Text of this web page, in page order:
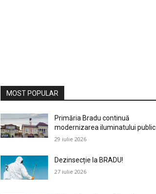
MOST POPULAR
Primăria Bradu continuă
modernizarea iluminatului public
29 iulie 2026
Dezinsecție la BRADU!
27 iulie 2026